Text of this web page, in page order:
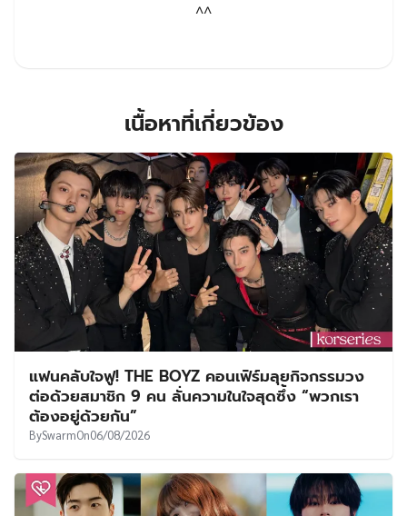
^^
เนื้อหาที่เกี่ยวข้อง
แฟนคลับใจฟู! THE BOYZ คอนเฟิร์มลุยกิจกรรมวง
ต่อด้วยสมาชิก 9 คน ลั่นความในใจสุดซึ้ง “พวกเรา
ต้องอยู่ด้วยกัน”
BySwarmOn06/08/2026